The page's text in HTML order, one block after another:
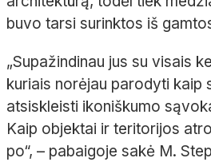
buvo tarsi surinktos iš
„Supažindinau jus su visais
kuriais norėjau parodyti kaip
atsiskleisti ikoniškumo
Kaip objektai ir teritorijos
po“, – pabaigoje sakė M.